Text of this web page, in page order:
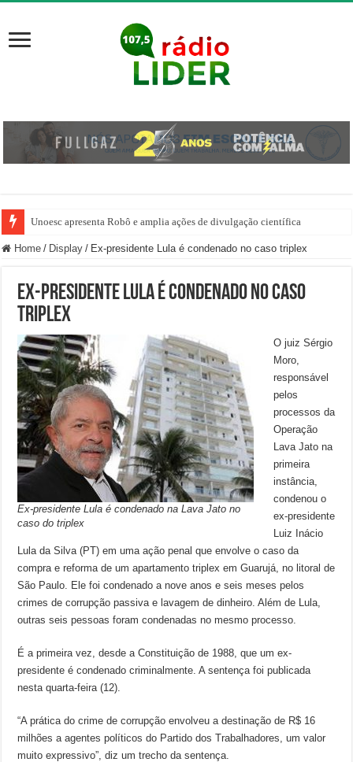
Unoesc apresenta Robô e amplia ações de divulgação científica
Família venezuelana percorre mais de 100 km, paga aluguel adiantado e
Home / Display / Ex-presidente Lula é condenado no caso triplex
Ex-presidente Lula é condenado no caso
triplex
Ex-presidente Lula é condenado na Lava Jato no
caso do triplex
O juiz Sérgio
Moro,
responsável
pelos
processos da
Operação
Lava Jato na
primeira
instância,
condenou o
ex-presidente
Luiz Inácio
Lula da Silva (PT) em uma ação penal que envolve o caso da
compra e reforma de um apartamento triplex em Guarujá, no litoral de
São Paulo. Ele foi condenado a nove anos e seis meses pelos
crimes de corrupção passiva e lavagem de dinheiro. Além de Lula,
outras seis pessoas foram condenadas no mesmo processo.
É a primeira vez, desde a Constituição de 1988, que um ex-
presidente é condenado criminalmente. A sentença foi publicada
nesta quarta-feira (12).
“A prática do crime de corrupção envolveu a destinação de R$ 16
milhões a agentes políticos do Partido dos Trabalhadores, um valor
muito expressivo”, diz um trecho da sentença.